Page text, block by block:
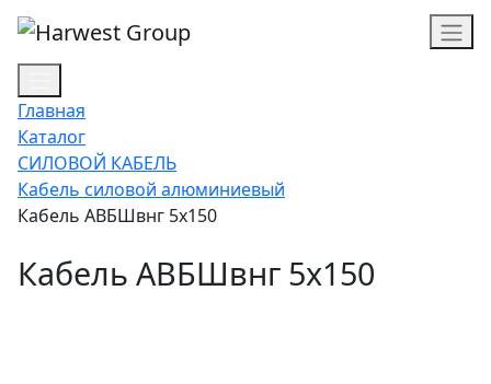
Главная
Каталог
СИЛОВОЙ КАБЕЛЬ
Кабель силовой алюминиевый
Кабель АВБШвнг 5х150
Кабель АВБШвнг 5х150